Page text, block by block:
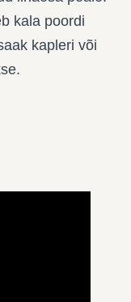
kala poordi
kapleri või